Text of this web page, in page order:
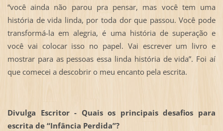
“você ainda não parou pra pensar, mas você tem uma
história de vida linda, por toda dor que passou. Você pode
transformá-la em alegria, é uma história de superação e
você vai colocar isso no papel. Vai escrever um livro e
mostrar para as pessoas essa linda história de vida”. Foi aí
que comecei a descobrir o meu encanto pela escrita.
Divulga Escritor - Quais os principais desafios para
escrita de “Infância Perdida”?